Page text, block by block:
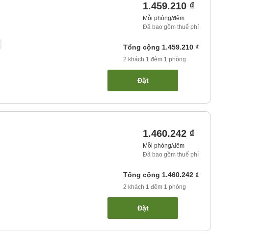
1.459.210 ₫
Mỗi phòng/đêm
Đã bao gồm thuế phí
Tổng cộng 1.459.210 ₫
2 khách 1 đêm 1 phòng
Đặt
1.460.242 ₫
Mỗi phòng/đêm
Đã bao gồm thuế phí
Tổng cộng 1.460.242 ₫
2 khách 1 đêm 1 phòng
Đặt